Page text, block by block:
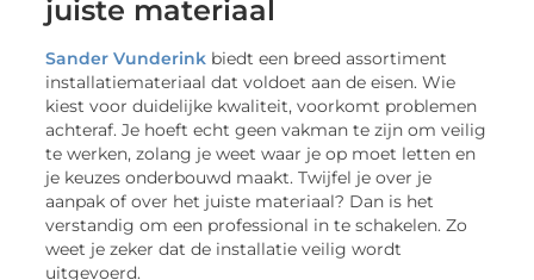
juiste materiaal
Sander Vunderink biedt een breed assortiment
installatiemateriaal dat voldoet aan de eisen. Wie
kiest voor duidelijke kwaliteit, voorkomt problemen
achteraf. Je hoeft echt geen vakman te zijn om veilig
te werken, zolang je weet waar je op moet letten en
je keuzes onderbouwd maakt. Twijfel je over je
aanpak of over het juiste materiaal? Dan is het
verstandig om een professional in te schakelen. Zo
weet je zeker dat de installatie veilig wordt
uitgevoerd.